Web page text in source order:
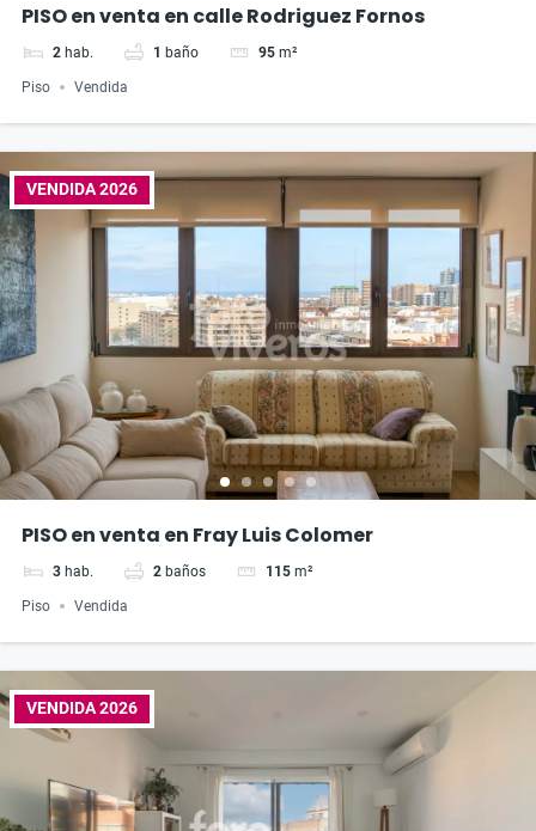
PISO en venta en calle Rodriguez Fornos
2 hab. 1 baño 95 m²
Piso Vendida
VENDIDA 2026
PISO en venta en Fray Luis Colomer
3 hab. 2 baños 115 m²
Piso Vendida
VENDIDA 2026